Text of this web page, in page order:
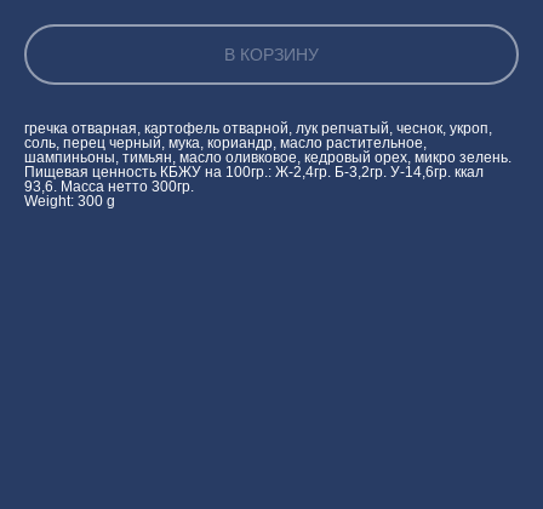
В КОРЗИНУ
гречка отварная, картофель отварной, лук репчатый, чеснок, укроп,
соль, перец черный, мука, кориандр, масло растительное,
шампиньоны, тимьян, масло оливковое, кедровый орех, микро зелень.
Пищевая ценность КБЖУ на 100гр.: Ж-2,4гр. Б-3,2гр. У-14,6гр. ккал
93,6. Масса нетто 300гр.
Weight: 300 g